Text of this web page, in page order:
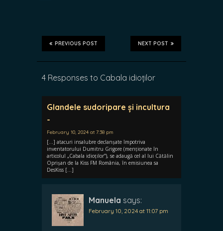
NEXT POST
PREVIOUS POST
4 Responses to Cabala idioților
Glandele sudoripare și incultura
-
February 10, 2024 at 7:38 pm
[…] atacuri insalubre declanșate împotriva
inventatorului Dumitru Grigore (menționate în
articolul „Cabala idioților”), se adaugă cel al lui Cătălin
Oprișan de la Kiss FM România, în emisiunea sa
DesKiss […]
Manuela says:
February 10, 2024 at 11:07 pm